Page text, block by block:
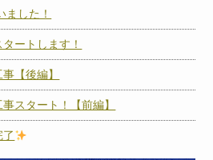
ました！
ートします！
【後編】
スタート！【前編】